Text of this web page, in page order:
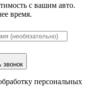
с вашим авто.
время.
звонок
персональных